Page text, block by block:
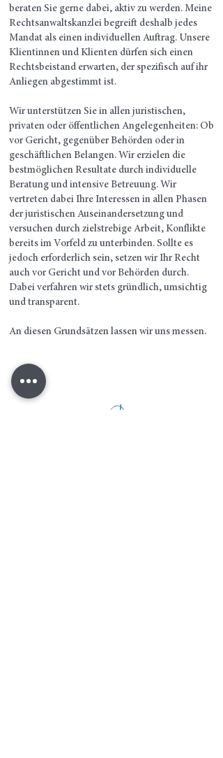
beraten Sie gerne dabei, aktiv zu werden. Meine
Rechtsanwaltskanzlei begreift deshalb jedes
Mandat als einen individuellen Auftrag. Unsere
Klientinnen und Klienten dürfen sich einen
Rechtsbeistand erwarten, der spezifisch auf ihr
Anliegen abgestimmt ist.
Wir unterstützen Sie in allen juristischen,
privaten oder öffentlichen Angelegenheiten: Ob
vor Gericht, gegenüber Behörden oder in
geschäftlichen Belangen. Wir erzielen die
bestmöglichen Resultate durch individuelle
Beratung und intensive Betreuung. Wir
vertreten dabei Ihre Interessen in allen Phasen
der juristischen Auseinandersetzung und
versuchen durch zielstrebige Arbeit, Konflikte
bereits im Vorfeld zu unterbinden. Sollte es
jedoch erforderlich sein, setzen wir Ihr Recht
auch vor Gericht und vor Behörden durch.
Dabei verfahren wir stets gründlich, umsichtig
und transparent.
An diesen Grundsätzen lassen wir uns messen.